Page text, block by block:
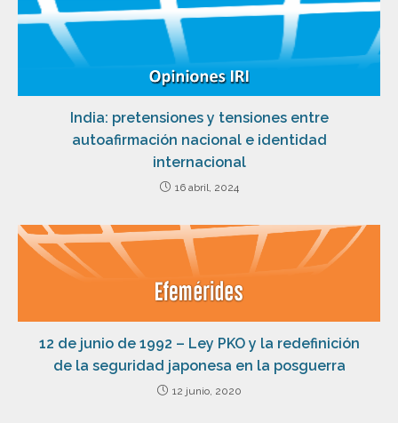
India: pretensiones y tensiones entre
autoafirmación nacional e identidad
internacional
16 abril, 2024
12 de junio de 1992 – Ley PKO y la redefinición
de la seguridad japonesa en la posguerra
12 junio, 2020